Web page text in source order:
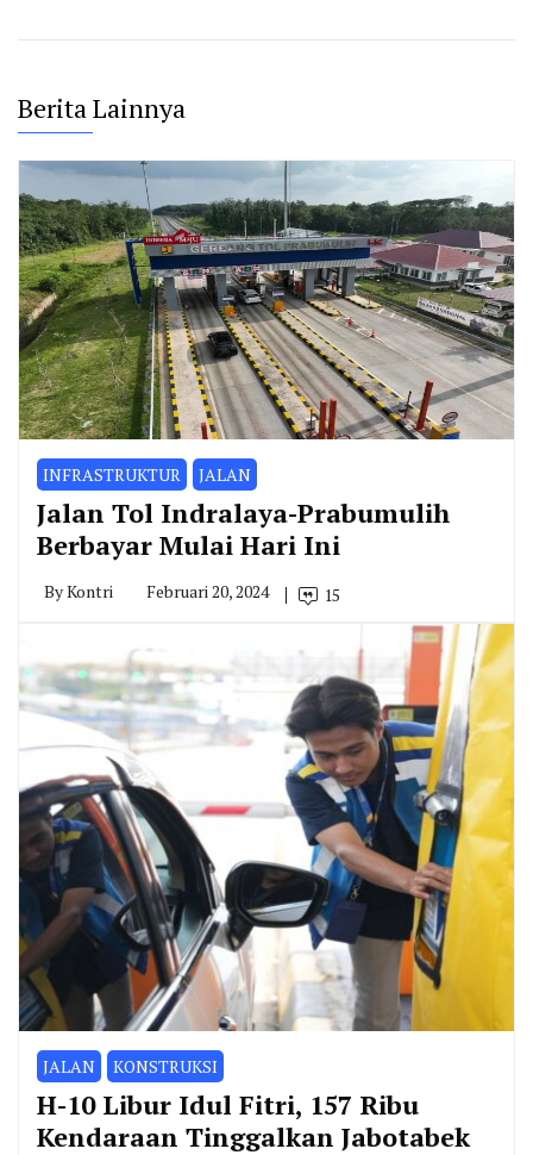
Berita Lainnya
INFRASTRUKTUR JALAN
Jalan Tol Indralaya-Prabumulih
Berbayar Mulai Hari Ini
ByKontri Februari 20, 2024 15
JALAN KONSTRUKSI
H-10 Libur Idul Fitri, 157 Ribu
Kendaraan Tinggalkan Jabotabek